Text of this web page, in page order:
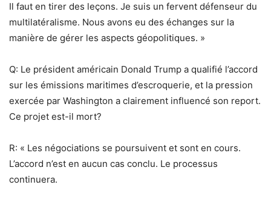
Il faut en tirer des leçons. Je suis un fervent défenseur du
multilatéralisme. Nous avons eu des échanges sur la
manière de gérer les aspects géopolitiques. »
Q: Le président américain Donald Trump a qualifié l’accord
sur les émissions maritimes d’escroquerie, et la pression
exercée par Washington a clairement influencé son report.
Ce projet est-il mort?
R: « Les négociations se poursuivent et sont en cours.
L’accord n’est en aucun cas conclu. Le processus
continuera.